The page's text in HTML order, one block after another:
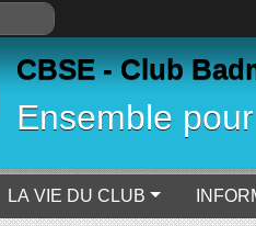
CBSE - Club
Ensemble
LA VIE DU CLUB
des cookies